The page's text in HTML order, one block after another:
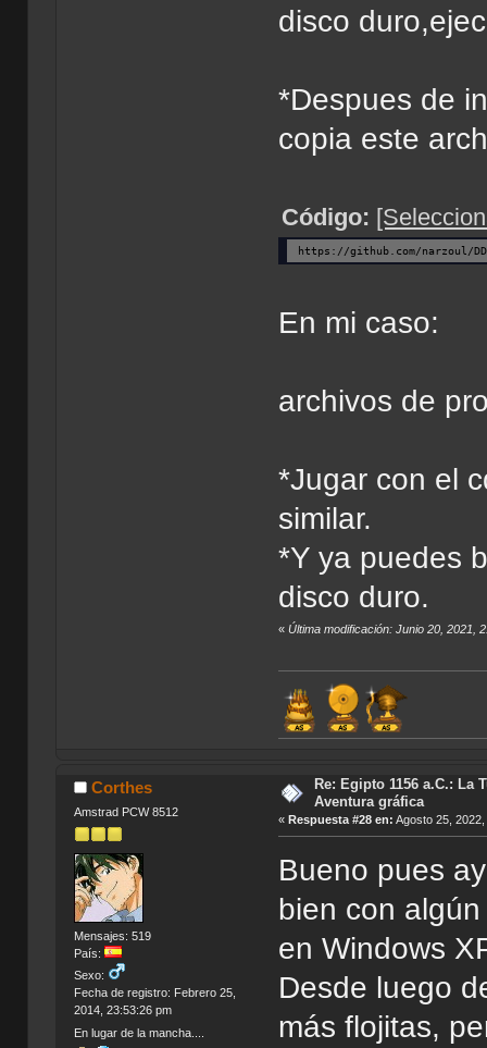
disco
*Despues de
copia este
Código:
https://github.com/narzoul/
En mi caso:
archivos de
*Jugar con el
similar.
*Y ya puedes
disco duro.
«Última modificación: Junio 20, 2021,
Corthes
Amstrad PCW 8512
Mensajes: 519
País:
Sexo:
Fecha de registro: Febrero 25,
2014, 23:53:26 pm
En lugar de la mancha....
Re: Egipto 1156 a.C.: La
Aventura gráfica
«Respuesta #28 en: Agosto 25,
Bueno pues
bien con
en Windows
Desde luego
más flojitas,